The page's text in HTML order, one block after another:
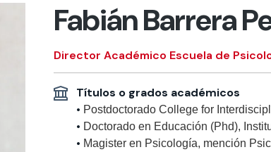
Fabián Barrera
Director Académico Escuela de
Títulos o grados académicos
• Postdoctorado College for
• Doctorado en Educación (Phd),
• Magister en Psicología, mención